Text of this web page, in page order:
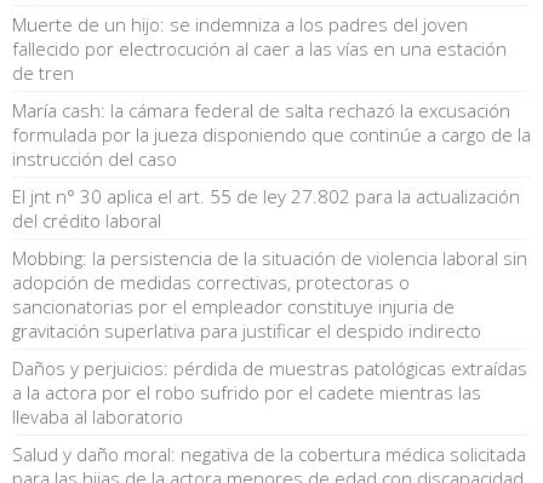
Muerte de un hijo: se indemniza a los padres del joven
fallecido por electrocución al caer a las vías en una estación
de tren
María cash: la cámara federal de salta rechazó la excusación
formulada por la jueza disponiendo que continúe a cargo de la
instrucción del caso
El jnt n° 30 aplica el art. 55 de ley 27.802 para la actualización
del crédito laboral
Mobbing: la persistencia de la situación de violencia laboral sin
adopción de medidas correctivas, protectoras o
sancionatorias por el empleador constituye injuria de
gravitación superlativa para justificar el despido indirecto
Daños y perjuicios: pérdida de muestras patológicas extraídas
a la actora por el robo sufrido por el cadete mientras las
llevaba al laboratorio
Salud y daño moral: negativa de la cobertura médica solicitada
para las hijas de la actora menores de edad con discapacidad